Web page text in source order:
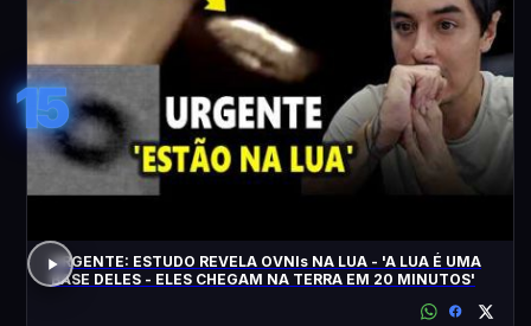
15
URGENTE: ESTUDO REVELA OVNIs NA LUA - 'A LUA É UMA
BASE DELES - ELES CHEGAM NA TERRA EM 20 MINUTOS'